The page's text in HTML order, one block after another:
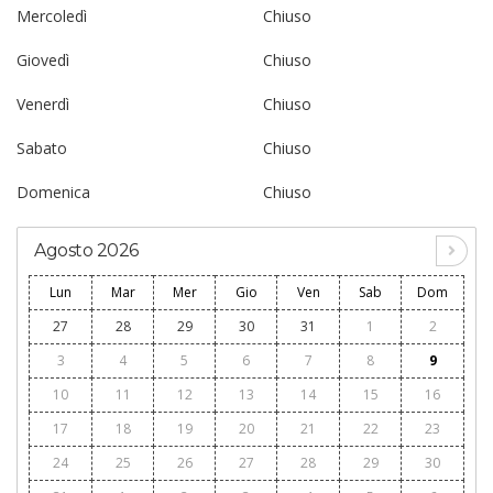
Mercoledì Chiuso
Giovedì Chiuso
Venerdì Chiuso
Sabato Chiuso
Domenica Chiuso
Agosto 2026
Lun Mar Mer Gio Ven Sab
Dom
27
28 29 30 31 1
2
3
4 5 6 7 8
9
10
11 12 13 14 15
16
17
18 19 20 21 22
23
24
25 26 27 28 29
30